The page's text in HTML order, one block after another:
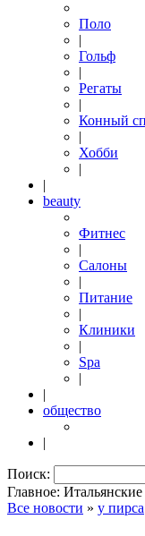
Поло
|
Гольф
|
Регаты
|
Конный
|
Хобби
|
|
beauty
Фитнес
|
Салоны
|
Питание
|
Клиники
|
Spa
|
|
общество
|
Поиск:
Главное:
Все новости » у пирса